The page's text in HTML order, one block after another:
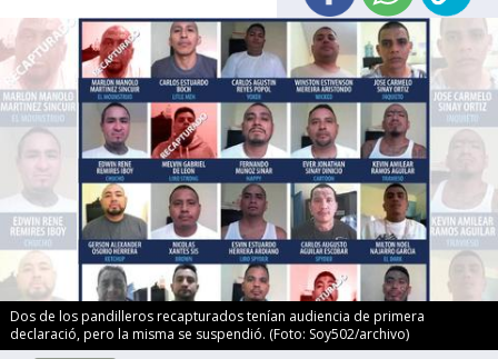
Dos de los pandilleros recapturados tenían audiencia de primera
declaració, pero la misma se suspendió. (Foto: Soy502/archivo)